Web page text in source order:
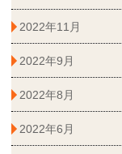
2022年11月
2022年9月
2022年8月
2022年6月